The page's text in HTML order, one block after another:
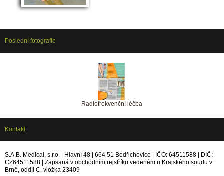
Poslední fotografie
Radiofrekvenční léčba
Kontakt
S.A.B. Medical, s.r.o. | Hlavní 48 | 664 51 Bedřichovice | IČO: 64511588 | DIČ:
CZ64511588 | Zapsaná v obchodním rejstříku vedeném u Krajského soudu v
Brně, oddíl C, vložka 23409